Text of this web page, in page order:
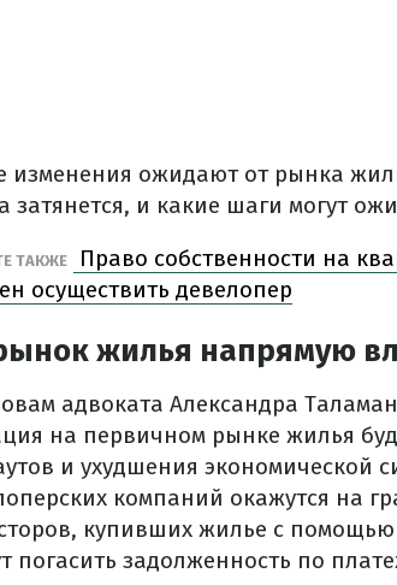
изменения ожидают от рынка
затянется, и какие шаги могут
ТАКЖЕ
Право собственности на
осуществить девелопер
жилья напрямую
адвоката Александра
на первичном рынке жилья
и ухудшения экономической
компаний окажутся на
купивших жилье с
погасить задолженность по